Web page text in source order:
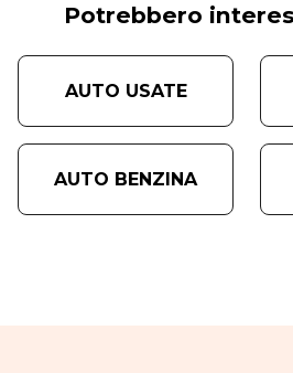
Potrebbero
AUTO USATE
AUTO BENZINA